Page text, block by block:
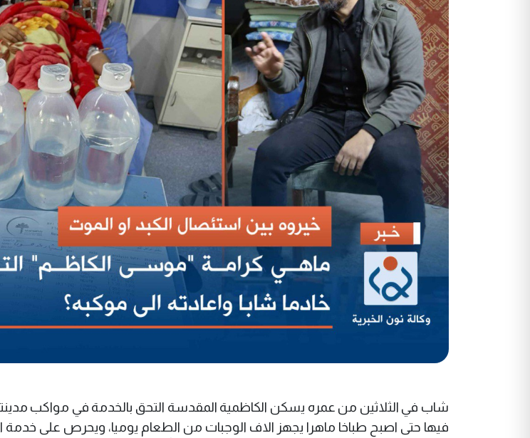
شاب في الثلاثين من عمره يسكن الكاظمية المقدسة التحق بالخدمة في مواكب
فيها حتى اصبح طباخا ماهرا يجهز الاف الوجبات من الطعام يوميا، ويحرص على